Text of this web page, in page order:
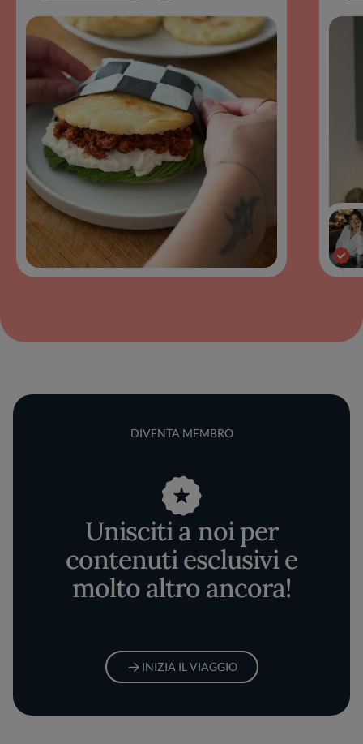
DIVENTA MEMBRO
Unisciti a noi per
contenuti esclusivi e
molto altro ancora!
INIZIA IL VIAGGIO